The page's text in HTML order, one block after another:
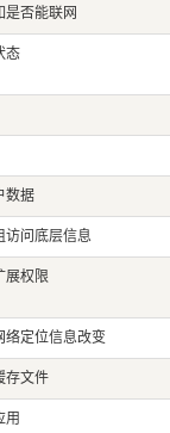
是否能联网
态
数据
访问底层信息
展权限
络定位信息改变
存文件
用